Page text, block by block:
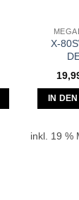
X-
IN
inkl. 19 %